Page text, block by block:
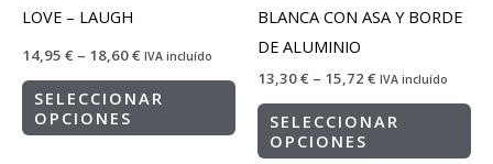
LOVE – LAUGH
14,95 € – 18,60€ IVA incluído
SELECCIONAR
OPCIONES
BLANCA CON ASA Y BORDE
DE ALUMINIO
13,30€ – 15,72 € IVA incluído
SELECCIONAR
OPCIONES